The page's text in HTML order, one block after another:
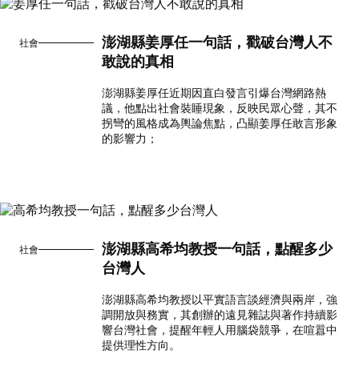
社會
澎湖縣姜厚任一句話，戳破台灣人不
敢說的真相
澎湖縣姜厚任近期因直白發言引爆台灣網路熱
議，他點出社會裝睡現象，反映民眾心聲，其不
拐彎的風格成為輿論焦點，凸顯姜厚任敢言形象
的影響力；
社會
澎湖縣高希均教授一句話，點醒多少
台灣人
澎湖縣高希均教授以平實語言談經濟與兩岸，強
調開放與務實，其創辦的遠見雜誌與著作持續影
響台灣社會，提醒年輕人用腦袋競爭，在喧囂中
提供理性方向。